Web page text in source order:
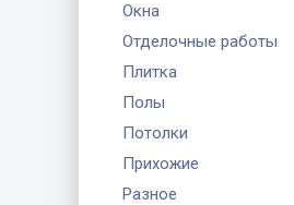
Окна
Отделочные работы
Плитка
Полы
Потолки
Прихожие
Разное